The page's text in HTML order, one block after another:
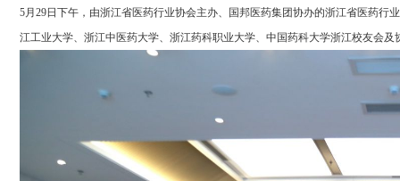
5月29日下午，由浙江省医药行业协会主办、国邦医药集团协办的浙江省医药
江工业大学、浙江中医药大学、浙江药科职业大学、中国药科大学浙江校友会